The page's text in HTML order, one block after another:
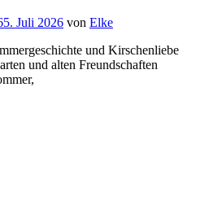
5. Juli 2026 von Elke
und Kirschenliebe
und alten Freundschaften